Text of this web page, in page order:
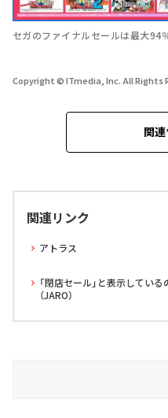
セガのファイナルセールは最大94
Copyright © ITmedia, Inc. All Rights
関
関連リンク
アトラス
「閉店セール」と表示してい
（JARO）